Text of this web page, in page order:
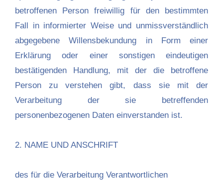
betroffenen Person freiwillig für den bestimmten
Fall in informierter Weise und unmissverständlich
abgegebene Willensbekundung in Form einer
Erklärung oder einer sonstigen eindeutigen
bestätigenden Handlung, mit der die betroffene
Person zu verstehen gibt, dass sie mit der
Verarbeitung der sie betreffenden
personenbezogenen Daten einverstanden ist.
2. NAME UND ANSCHRIFT
des für die Verarbeitung Verantwortlichen